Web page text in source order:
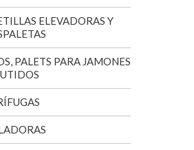
ELEVADORAS Y
PALETS PARA JAMONES